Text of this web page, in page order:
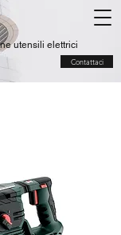
utensili elettrici
Contattaci